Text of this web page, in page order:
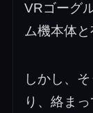
VRゴーグ
ム機本体と
しかし、
り、絡ま